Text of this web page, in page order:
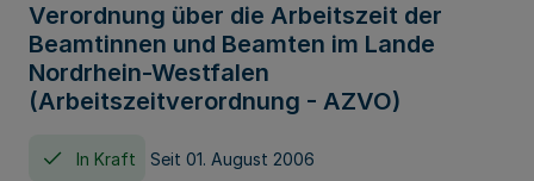
Verordnung über die Arbeitszeit der
Beamtinnen und Beamten im Lande
Nordrhein-Westfalen
(Arbeitszeitverordnung - AZVO)
In Kraft Seit 01. August 2006